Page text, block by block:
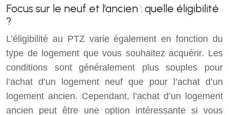
Focus sur le neuf et l’ancien : quelle éligibilité
?
L’éligibilité au PTZ varie également en fonction du
type de logement que vous souhaitez acquérir. Les
conditions sont généralement plus souples pour
l’achat d’un logement neuf que pour l’achat d’un
logement ancien. Cependant, l’achat d’un logement
ancien peut être une option intéressante si vous